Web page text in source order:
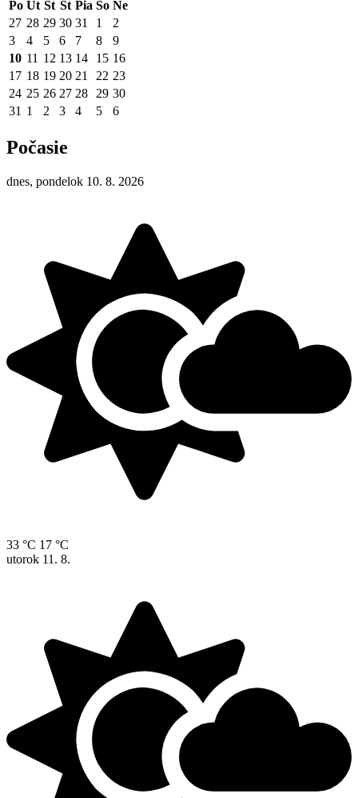
Po Ut St Št Pia So Ne
27 28 29 30 31 1
2
3
4 5 6 7 8
9
10 11 12 13 14 15 16
17 18 19 20 21 22 23
24 25 26 27 28 29 30
31 1 2 3 4 5 6
Počasie
dnes, pondelok 10. 8. 2026
33 °C 17 °C
utorok 11. 8.